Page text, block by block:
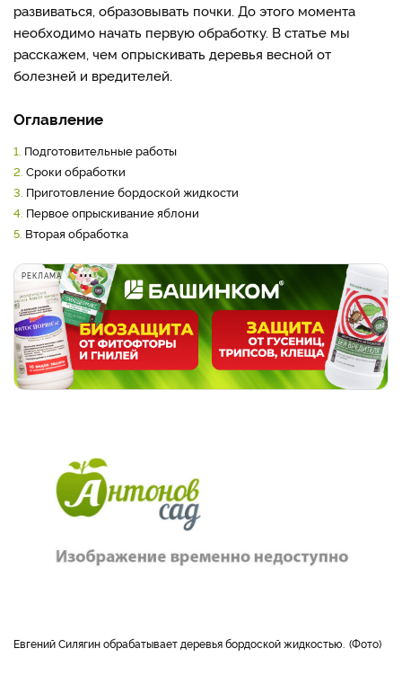
развиваться, образовывать почки. До этого момента
необходимо начать первую обработку. В статье мы
расскажем, чем опрыскивать деревья весной от
болезней и вредителей.
Оглавление
1. Подготовительные работы
2. Сроки обработки
3. Приготовление бордоской жидкости
4. Первое опрыскивание яблони
5. Вторая обработка
РЕКЛАМА
Евгений Силягин обрабатывает деревья бордоской жидкостью. Фото